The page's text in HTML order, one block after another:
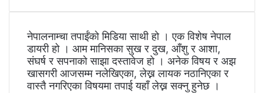
नेपालनाम्चा तपाईंको मिडिया साथी हो । एक विशेष नेपाल
डायरी हो । आम मानिसका सुख र दुख, आँशु र आशा,
संघर्ष र सपनाको साझा दस्तावेज हो । अनेक विषय र अझ
खासगरी आजसम्म नलेखिएका, लेख्न लायक नठानिएका र
वास्तै नगरिएका विषयमा तपाई यहाँ लेख्न सक्नु हुनेछ ।